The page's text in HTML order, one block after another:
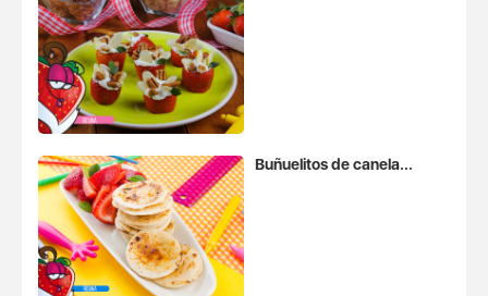
Buñuelitos de canela...